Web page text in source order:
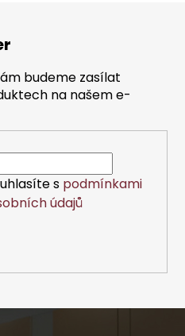
d
c
í
r
v
y
v
s
budeme zasílat
na našem e-
s podmínkami
údajů